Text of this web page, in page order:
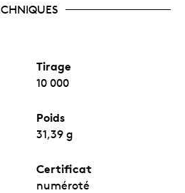
Tirage
10 000
Poids
31,39 g
Certificat
numéroté